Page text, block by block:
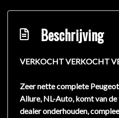
Beschrijving
VERKOCHT VERKOCHT
Zeer nette complete
Allure, NL-Auto, komt van
dealer onderhouden,